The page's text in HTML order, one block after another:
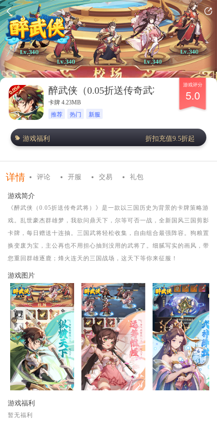
醉武侠（0.05折送传奇武将）
卡牌 4.23MB
推荐 热门 新服
游戏评分
5.0
游戏福利 折扣充值9.5折起
详情 评论 开服 交易 礼包
游戏简介
《醉武侠（0.05折送传奇武将）》是一款以三国历史为背景的卡牌策略游
戏。乱世豪杰群雄梦，我欲问鼎天下，尔等可否一战，全新国风三国剪影
卡牌，每日赠送十连抽。三国武将轻松收集，自由组合最强阵容。狗粮置
换变废为宝，主公再也不用担心抽到没用的武将了。细腻写实的画风，带
您重回群雄逐鹿；烽火连天的三国战场，这天下等你来征服！
游戏图片
游戏福利
暂无福利